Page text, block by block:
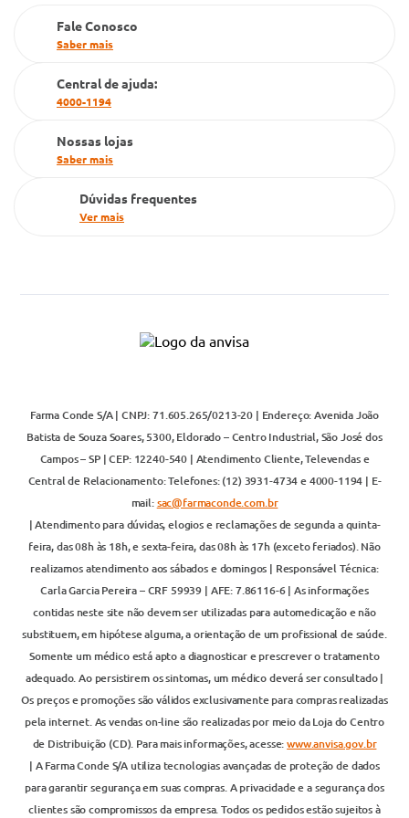
Cartão Grupo Conde
Televendas
Fale Conosco
Saber mais
Central de ajuda:
4000-1194
Nossas lojas
Saber mais
Dúvidas frequentes
Ver mais
Farma Conde S/A | CNPJ: 71.605.265/0213-20 | Endereço: Avenida João
Batista de Souza Soares, 5300, Eldorado – Centro Industrial, São José dos
Campos – SP | CEP: 12240-540 | Atendimento Cliente, Televendas e
Central de Relacionamento: Telefones: (12) 3931-4734 e 4000-1194 | E-
mail:sac@farmaconde.com.br
| Atendimento para dúvidas, elogios e reclamações de segunda a quinta-
feira, das 08h às 18h, e sexta-feira, das 08h às 17h (exceto feriados). Não
realizamos atendimento aos sábados e domingos | Responsável Técnica:
Carla Garcia Pereira – CRF 59939 | AFE: 7.86116-6 | As informações
contidas neste site não devem ser utilizadas para automedicação e não
substituem, em hipótese alguma, a orientação de um profissional de saúde.
Somente um médico está apto a diagnosticar e prescrever o tratamento
adequado. Ao persistirem os sintomas, um médico deverá ser consultado |
Os preços e promoções são válidos exclusivamente para compras realizadas
pela internet. As vendas on-line são realizadas por meio da Loja do Centro
de Distribuição (CD). Para mais informações, acesse:www.anvisa.gov.br
| A Farma Conde S/A utiliza tecnologias avançadas de proteção de dados
para garantir segurança em suas compras. A privacidade e a segurança dos
clientes são compromissos da empresa. Todos os pedidos estão sujeitos à